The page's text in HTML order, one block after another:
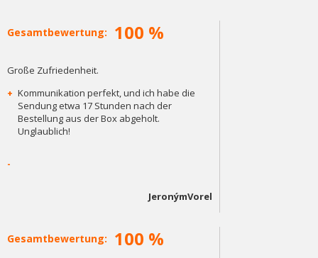
Gesamtbewertung: 100 %
Große Zufriedenheit.
+ Kommunikation perfekt, und ich habe die
Sendung etwa 17 Stunden nach der
Bestellung aus der Box abgeholt.
Unglaublich!
-
JeronýmVorel
Gesamtbewertung: 100 %